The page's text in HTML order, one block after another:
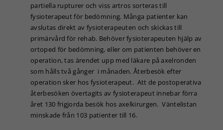
partiella rupturer och viss artros sorteras till
fysioterapeut för bedömning. Många patienter kan
avslutas direkt av fysioterapeuten och skickas till
primärvård för rehab. Behöver fysioterapeuten hjälp av
ortoped för bedömning, eller om patienten behöver en
operation, tas ärendet upp med läkare på axelronden
som hålls två gånger i månaden. Återbesök efter
operation sker hos fysioterapeut. Att de postoperativa
återbesöken övertagits av fysioterapeut innebar förra
året 130 frigjorda besök hos axelkirurgen. Väntelistan
minskade från 103 patienter till 16.
funktionalitet
att försvinna
Marknadsföring
Genom att dela
med dig av dina
intressen och ditt
beteende när du
surfar ökar du